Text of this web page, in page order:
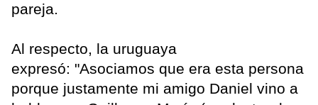
pareja.
Al respecto, la uruguaya
expresó: "Asociamos que era esta persona
porque justamente mi amigo Daniel vino a